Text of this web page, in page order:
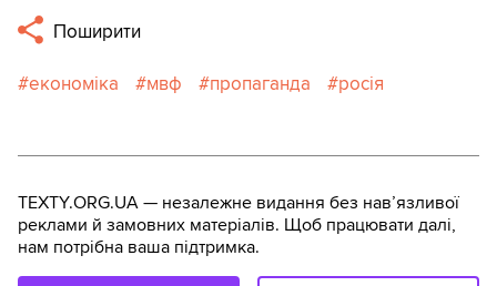
Поширити
економіка мвф пропаганда росія
TEXTY.ORG.UA — незалежне видання без навʼязливої
реклами й замовних матеріалів. Щоб працювати далі,
нам потрібна ваша підтримка.